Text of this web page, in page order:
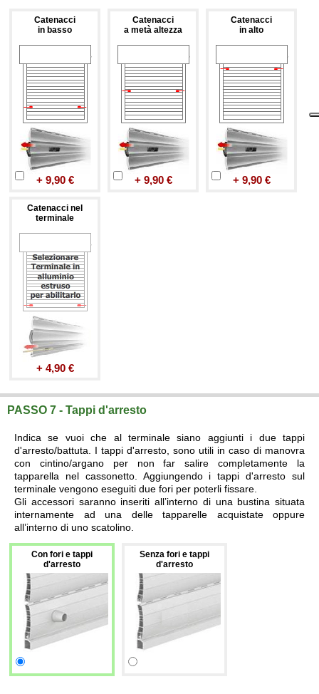
Catenacci
in basso
+ 9,90 €
Catenacci
a metà altezza
+ 9,90 €
Catenacci
in alto
+ 9,90 €
Catenacci nel
terminale
+ 4,90 €
PASSO 7 - Tappi d'arresto
Indica se vuoi che al terminale siano aggiunti i due tappi
d'arresto/battuta. I tappi d'arresto, sono utili in caso di manovra
con cintino/argano per non far salire completamente la
tapparella nel cassonetto. Aggiungendo i tappi d'arresto sul
terminale vengono eseguiti due fori per poterli fissare.
Gli accessori saranno inseriti all’interno di una bustina situata
internamente ad una delle tapparelle acquistate oppure
all’interno di uno scatolino.
Con fori e tappi
d'arresto
Senza fori e tappi
d'arresto